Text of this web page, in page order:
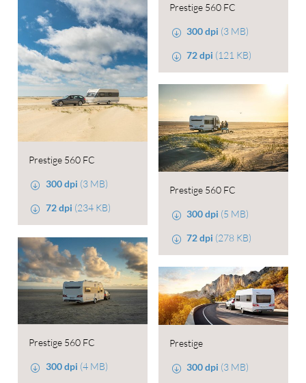
Prestige 560 FC
300 dpi (3 MB)
72 dpi (121 KB)
Prestige 560 FC
300 dpi (3 MB)
72 dpi (234 KB)
Prestige 560 FC
300 dpi (5 MB)
72 dpi (278 KB)
Prestige 560 FC
300 dpi (4 MB)
Prestige
300 dpi (3 MB)